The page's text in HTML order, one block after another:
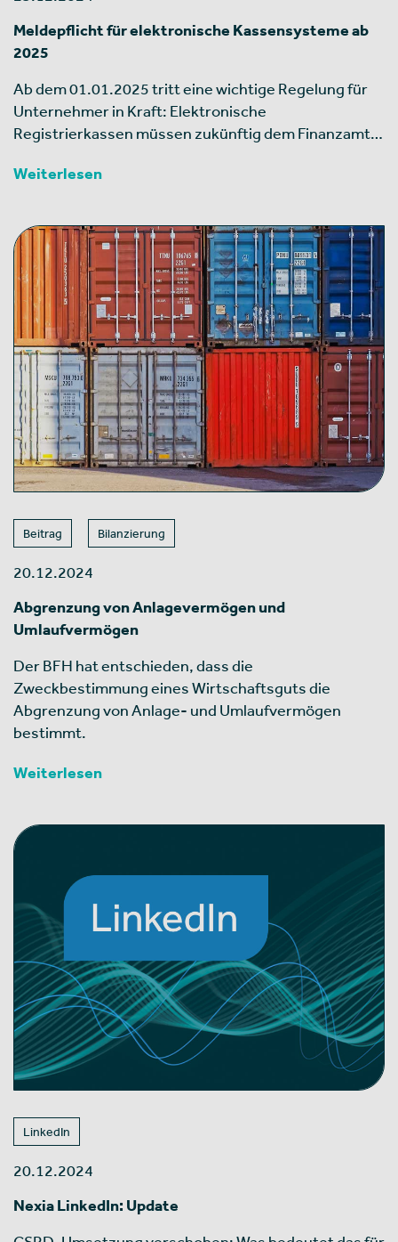
Meldepflicht für elektronische Kassensysteme ab
2025
Ab dem 01.01.2025 tritt eine wichtige Regelung für
Unternehmer in Kraft: Elektronische
Registrierkassen müssen zukünftig dem Finanzamt…
Weiterlesen
Beitrag Bilanzierung
20.12.2024
Abgrenzung von Anlagevermögen und
Umlaufvermögen
Der BFH hat entschieden, dass die
Zweckbestimmung eines Wirtschaftsguts die
Abgrenzung von Anlage- und Umlaufvermögen
bestimmt.
Weiterlesen
LinkedIn
20.12.2024
Nexia LinkedIn: Update